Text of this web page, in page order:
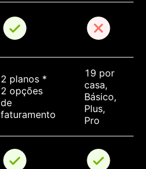
2 planos *
2 opções
de
faturamento
19 por
casa,
Básico,
Plus,
Pro